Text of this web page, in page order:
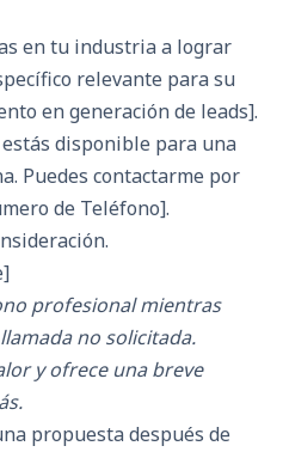
en tu industria a lograr
relevante para su
en generación de leads].
disponible para una
Puedes contactarme por
de Teléfono].
profesional mientras
no solicitada.
y ofrece una breve
propuesta después de